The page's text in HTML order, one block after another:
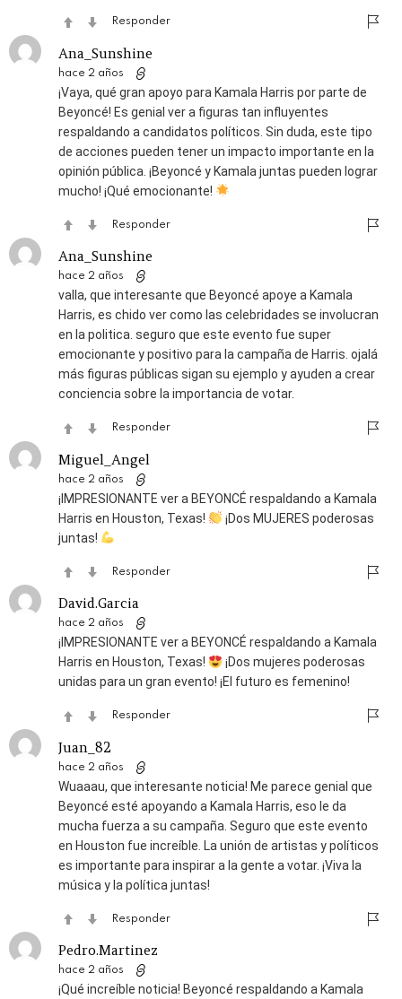
Responder
Ana_Sunshine
hace 2 años
¡Vaya, qué gran apoyo para Kamala Harris por parte de
Beyoncé! Es genial ver a figuras tan influyentes
respaldando a candidatos políticos. Sin duda, este tipo
de acciones pueden tener un impacto importante en la
opinión pública. ¡Beyoncé y Kamala juntas pueden lograr
mucho! ¡Qué emocionante!
Responder
Ana_Sunshine
hace 2 años
valla, que interesante que Beyoncé apoye a Kamala
Harris, es chido ver como las celebridades se involucran
en la politica. seguro que este evento fue super
emocionante y positivo para la campaña de Harris. ojalá
más figuras públicas sigan su ejemplo y ayuden a crear
conciencia sobre la importancia de votar.
Responder
Miguel_Angel
hace 2 años
¡IMPRESIONANTE ver a BEYONCÉ respaldando a Kamala
Harris en Houston, Texas!
¡Dos MUJERES poderosas
juntas!
Responder
David.Garcia
hace 2 años
¡IMPRESIONANTE ver a BEYONCÉ respaldando a Kamala
Harris en Houston, Texas!
¡Dos mujeres poderosas
unidas para un gran evento! ¡El futuro es femenino!
Responder
Juan_82
hace 2 años
Wuaaau, que interesante noticia! Me parece genial que
Beyoncé esté apoyando a Kamala Harris, eso le da
mucha fuerza a su campaña. Seguro que este evento
en Houston fue increíble. La unión de artistas y políticos
es importante para inspirar a la gente a votar. ¡Viva la
música y la política juntas!
Responder
Pedro.Martinez
hace 2 años
¡Qué increíble noticia! Beyoncé respaldando a Kamala